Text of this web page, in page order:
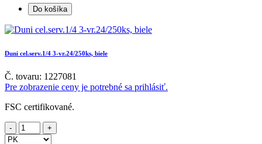
Do košíka
Duni cel.serv.1/4 3-vr.24/250ks, biele
Č. tovaru: 1227081
Pre zobrazenie ceny je potrebné sa prihlásiť.
FSC certifikované.